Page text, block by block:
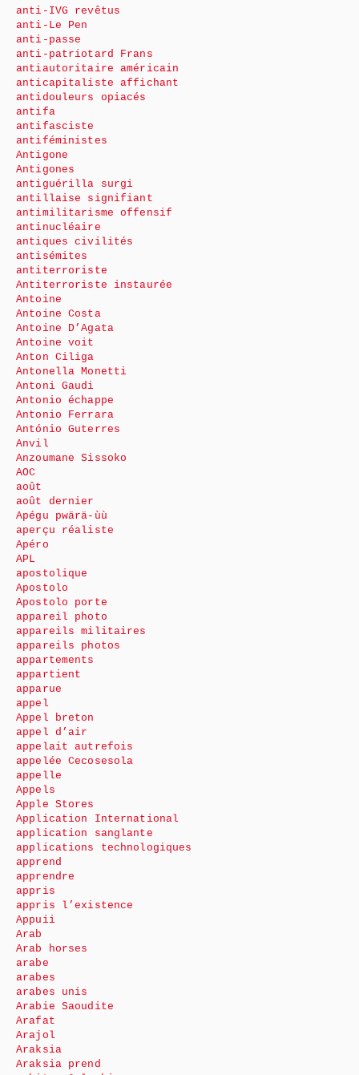
anti-IVG revêtus
anti-Le Pen
anti-passe
anti-patriotard Frans
antiautoritaire américain
anticapitaliste affichant
antidouleurs opiacés
antifa
antifasciste
antiféministes
Antigone
Antigones
antiguérilla surgi
antillaise signifiant
antimilitarisme offensif
antinucléaire
antiques civilités
antisémites
antiterroriste
Antiterroriste instaurée
Antoine
Antoine Costa
Antoine D’Agata
Antoine voit
Anton Ciliga
Antonella Monetti
Antoni Gaudi
Antonio échappe
Antonio Ferrara
António Guterres
Anvil
Anzoumane Sissoko
AOC
août
août dernier
Apégu pwärä-ùù
aperçu réaliste
Apéro
APL
apostolique
Apostolo
Apostolo porte
appareil photo
appareils militaires
appareils photos
appartements
appartient
apparue
appel
Appel breton
appel d’air
appelait autrefois
appelée Cecosesola
appelle
Appels
Apple Stores
Application International
application sanglante
applications technologiques
apprend
apprendre
appris
appris l’existence
Appuii
Arab
Arab horses
arabe
arabes
arabes unis
Arabie Saoudite
Arafat
Arajol
Araksia
Araksia prend